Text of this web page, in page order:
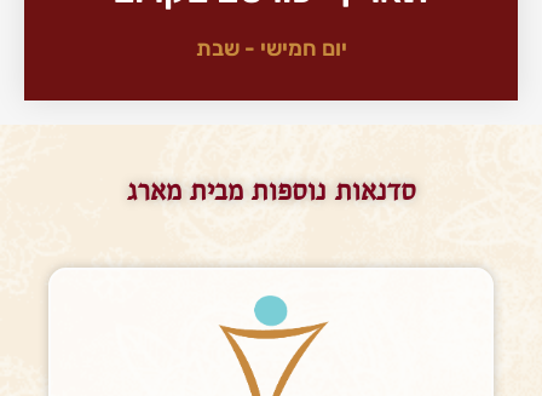
יום חמישי - שבת
סדנאות נוספות מבית מארג